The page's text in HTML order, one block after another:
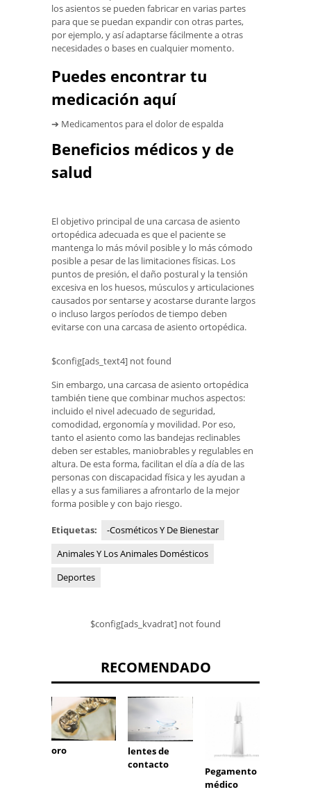
los asientos se pueden fabricar en varias partes
para que se puedan expandir con otras partes,
por ejemplo, y así adaptarse fácilmente a otras
necesidades o bases en cualquier momento.
Puedes encontrar tu
medicación aquí
➔ Medicamentos para el dolor de espalda
Beneficios médicos y de
salud
El objetivo principal de una carcasa de asiento
ortopédica adecuada es que el paciente se
mantenga lo más móvil posible y lo más cómodo
posible a pesar de las limitaciones físicas. Los
puntos de presión, el daño postural y la tensión
excesiva en los huesos, músculos y articulaciones
causados ​​por sentarse y acostarse durante largos
o incluso largos períodos de tiempo deben
evitarse con una carcasa de asiento ortopédica.
$config[ads_text4] not found
Sin embargo, una carcasa de asiento ortopédica
también tiene que combinar muchos aspectos:
incluido el nivel adecuado de seguridad,
comodidad, ergonomía y movilidad. Por eso,
tanto el asiento como las bandejas reclinables
deben ser estables, maniobrables y regulables en
altura. De esta forma, facilitan el día a día de las
personas con discapacidad física y les ayudan a
ellas y a sus familiares a afrontarlo de la mejor
forma posible y con bajo riesgo.
Etiquetas:
-Cosméticos Y De Bienestar
Animales Y Los Animales Domésticos
Deportes
$config[ads_kvadrat] not found
RECOMENDADO
oro
lentes de
contacto
Pegamento
médico